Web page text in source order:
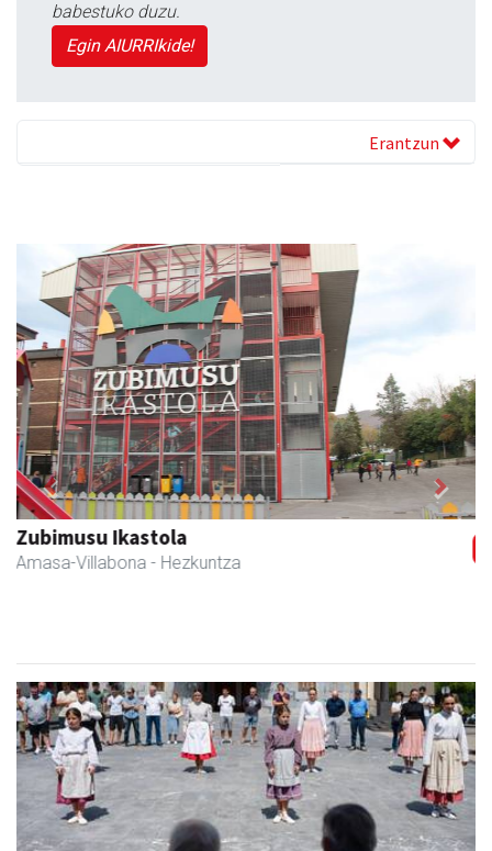
babestuko duzu.
Egin AIURRIkide!
Erantzun
Eizmendi anaiak
Amasa-Villabona - Armategia
Previous Next